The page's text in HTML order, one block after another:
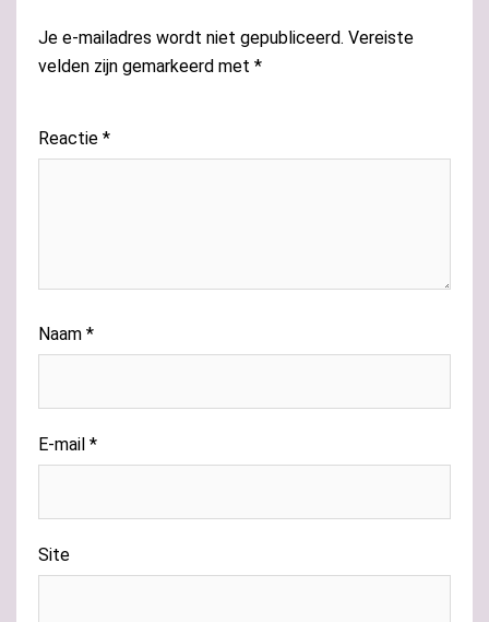
Je e-mailadres wordt niet gepubliceerd. Vereiste
velden zijn gemarkeerd met *
Reactie *
Naam *
E-mail *
Site